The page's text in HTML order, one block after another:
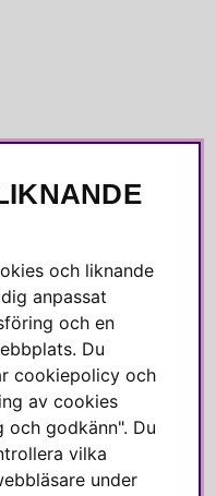
och liknande
anpassat
och en
Du
cookiepolicy och
av cookies
godkänn". Du
vilka
under